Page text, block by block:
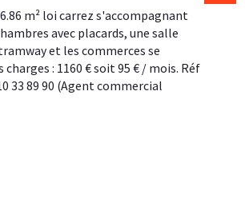
avec placards, une salle
et les commerces se
: 1160 € soit 95 € / mois. Réf
33 89 90 (Agent commercial